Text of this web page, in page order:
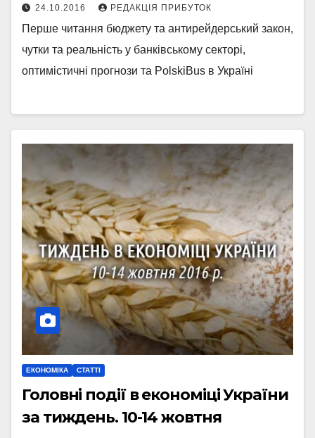
24.10.2016 РЕДАКЦІЯ ПРИБУТОК
Перше читання бюджету та антирейдерський закон,
чутки та реальність у банківському секторі,
оптимістичні прогнози та PolskiBus в Україні
ЕКОНОМІКА СТАТТІ
Головні події в економіці України
за тиждень. 10-14 жовтня